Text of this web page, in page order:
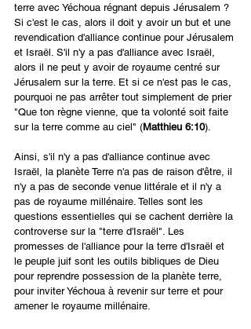
terre avec Yéchoua régnant depuis Jérusalem ?
Si c'est le cas, alors il doit y avoir un but et une
revendication d'alliance continue pour Jérusalem
et Israël. S'il n'y a pas d'alliance avec Israël,
alors il ne peut y avoir de royaume centré sur
Jérusalem sur la terre. Et si ce n'est pas le cas,
pourquoi ne pas arrêter tout simplement de prier
"Que ton règne vienne, que ta volonté soit faite
sur la terre comme au ciel" (Matthieu 6:10).
Ainsi, s'il n'y a pas d'alliance continue avec
Israël, la planète Terre n'a pas de raison d'être, il
n'y a pas de seconde venue littérale et il n'y a
pas de royaume millénaire. Telles sont les
questions essentielles qui se cachent derrière la
controverse sur la "terre d'Israël". Les
promesses de l'alliance pour la terre d'Israël et
le peuple juif sont les outils bibliques de Dieu
pour reprendre possession de la planète terre,
pour inviter Yéchoua à revenir sur terre et pour
amener le royaume millénaire.